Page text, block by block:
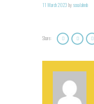
11 March 2023 byscoalahmb
Share: